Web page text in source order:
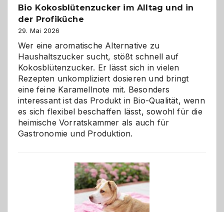
eigenen
Bio Kokosblütenzucker im Alltag und in
der Profiküche
29. Mai 2026
Wer eine aromatische Alternative zu
Haushaltszucker sucht, stößt schnell auf
Kokosblütenzucker. Er lässt sich in vielen
Rezepten unkompliziert dosieren und bringt
eine feine Karamellnote mit. Besonders
interessant ist das Produkt in Bio-Qualität, wenn
es sich flexibel beschaffen lässt, sowohl für die
heimische Vorratskammer als auch für
Gastronomie und Produktion.